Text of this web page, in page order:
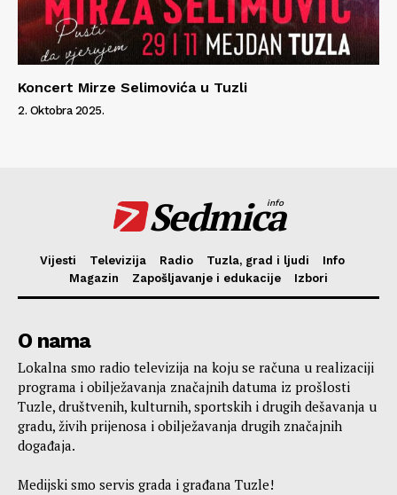
Koncert Mirze Selimovića u Tuzli
2. Oktobra 2025.
Sedmica
info
Vijesti Televizija Radio Tuzla, grad i ljudi
Info
Magazin
Zapošljavanje i edukacije Izbori
O nama
Lokalna smo radio televizija na koju se računa u realizaciji
programa i obilježavanja značajnih datuma iz prošlosti
Tuzle, društvenih, kulturnih, sportskih i drugih dešavanja u
gradu, živih prijenosa i obilježavanja drugih značajnih
događaja.
Medijski smo servis grada i građana Tuzle!